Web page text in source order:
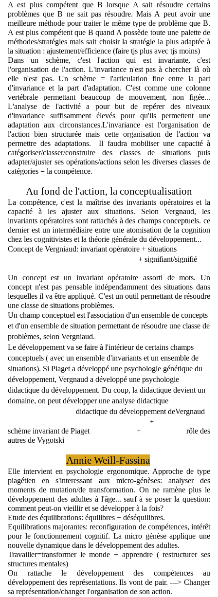
A est plus compétent que B lorsque A sait résoudre certains
problèmes que B ne sait pas résoudre. Mais A peut avoir une
meilleure méthode pour traiter le même type de problème que B.
A est plus compétent que B quand A possède toute une palette de
méthodes/stratégies mais sait choisir la stratégie la plus adaptée à
la situation : ajustement/efficience (faire tjs plus avec tjs moins)
Dans un schème, c'est l'action qui est invariante, c'est
l'organisation de l'action. L'invariance n'est pas à chercher là où
elle n'est pas. Un schème = l'articulation fine entre la part
d'invariance et la part d'adaptation. C'est comme une colonne
L'analyse de l'activité a pour but de repérer des niveaux
d'invariance suffisamment élevés pour qu'ils permettent une
adaptation aux circonstances.L'invariance est l'organisation de
l'action bien structurée mais cette organisation de l'action va
permettre des adaptations.  Il faudra mobiliser une capacité à
catégoriser/classer/construire des classes de situations puis
adapter/ajuster ses opérations/actions selon les diverses classes de
catégories = la compétence.
Au fond de l'action, la conceptualisation
La compétence, c'est la maîtrise des invariants opératoires et la
capacité à les ajuster aux situations. Selon Vergnaud, les
invariants opératoires sont rattachés à des champs conceptuels. ce
dernier est un intermédiaire entre une atomisation de la cognition
chez les cognitivistes et la théorie générale du développement...
Concept de Vergniaud: invariant opératoire + situations
+ signifiant/signifié
Un concept est un invariant opératoire assorti de mots. Un
concept n'est pas pensable indépendamment des situations dans
lesquelles il va être appliqué. C'est un outil permettant de résoudre
une classe de situations problèmes.
Un champ conceptuel est l'association d'un ensemble de concepts
et d'un ensemble de situation permettant de résoudre une classe de
problèmes, selon Vergniaud.
Le développement va se faire à l'intérieur de certains champs
conceptuels ( avec un ensemble d'invariants et un ensemble de
situations). Si Piaget a développé une psychologie génétique du
développement, Vergnaud a développé une psychologie
didactique du développement. Du coup, la didactique devient un
domaine, on peut développer une analyse didactique
didactique du développement deVergnaud
+
schème invariant de Piaget                        +                       rôle des
autres de Vygotski
Annie Weill-Fassina
Elle intervient en psychologie ergonomique. Approche de type
piagétien en s'interessant aux micro-génèses: analyser des
moments de mutation/de transformation. On ne ramène plus le
développement des adultes à l'âge... sauf à se poser la question:
comment peut-on vieillir et se développer à la fois?
Etude des équilibrations: équilibres + déséquilibres.
Equilibrations majorantes: reconfiguration de compétences, intérêt
pour le fonctionnement cognitif. La micro génèse applique une
nouvelle dynamique dans le développement des adultes.
Travailler=transformer le monde + apprendre ( restructurer ses
structures mentales)
On rattache le développement des compétences au
développement des représentations. Ils vont de pair. ---> Changer
sa représentation/changer l'organisation de son action.